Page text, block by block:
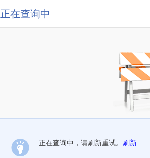
正在查询中
正在查询中，请刷新重试。 刷新